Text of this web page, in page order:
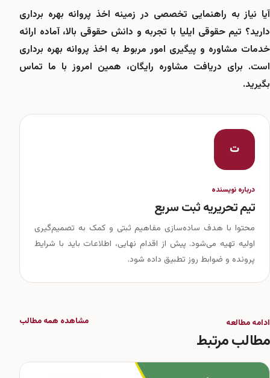
آیا نیاز به راهنمایی تخصصی در زمینه اخذ پروانه بهره برداری
دارید؟ تیم حقوقی ایلیا با تجربه و دانش حقوقی بالا، آماده ارائه
خدمات مشاوره و پیگیری امور مربوط به اخذ پروانه بهره برداری
است. برای دریافت مشاوره رایگان، همین امروز با ما تماس
بگیرید.
ت
درباره نویسنده
تیم تحریریه ثبت سریع
محتوا با هدف ساده‌سازی مفاهیم ثبتی و کمک به تصمیم‌گیری
اولیه تهیه می‌شود. پیش از اقدام نهایی، اطلاعات باید با شرایط
پرونده و ضوابط روز تطبیق داده شود.
ادامه مطالعه
مطالب مرتبط
مشاهده همه مطالب